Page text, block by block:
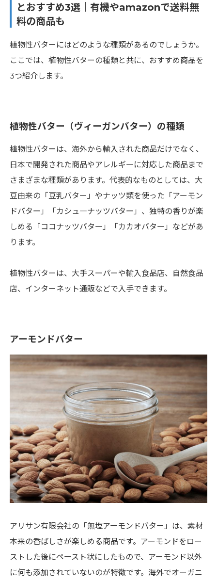
とおすすめ3選｜有機やamazonで送料無
料の商品も
植物性バターにはどのような種類があるのでしょうか。
ここでは、植物性バターの種類と共に、おすすめ商品を
3つ紹介します。
植物性バター（ヴィーガンバター）の種類
植物性バターは、海外から輸入された商品だけでなく、
日本で開発された商品やアレルギーに対応した商品まで
さまざまな種類があります。代表的なものとしては、大
豆由来の「豆乳バター」やナッツ類を使った「アーモン
ドバター」「カシュ―ナッツバター」、独特の香りが楽
しめる「ココナッツバター」「カカオバター」などがあ
ります。
植物性バターは、大手スーパーや輸入食品店、自然食品
店、インターネット通販などで入手できます。
アーモンドバター
アリサン有限会社の「無塩アーモンドバター」は、素材
本来の香ばしさが楽しめる商品です。アーモンドをロー
ストした後にペースト状にしたもので、アーモンド以外
に何も添加されていないのが特徴です。海外でオーガニ